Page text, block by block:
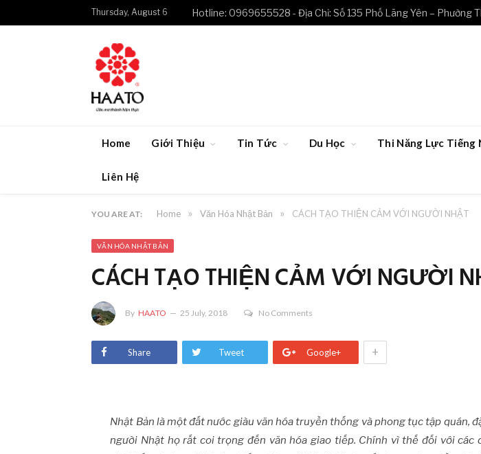
Thursday, August 6 Hotline: 0969655528 - Địa Chỉ: Số 135 Phố Lãng Yên – Phường
Home Giới Thiệu Tin Tức Du Học Thi Năng Lực Tiếng
Liên Hệ
YOU ARE AT: Home » Văn Hóa Nhật Bản » CÁCH TẠO THIỆN CẢM VỚI NGƯỜI NHẬT
VĂN HÓA NHẬT BẢN
CÁCH TẠO THIỆN CẢM VỚI NGƯỜI
By HAATO 25 July, 2018 No Comments
Share Tweet Google+ +
Nhật Bản là một đất nước giàu văn hóa truyền thống và phong tục tập quán,
người Nhật họ rất coi trọng đến văn hóa giao tiếp. Chính vì thế đối với các